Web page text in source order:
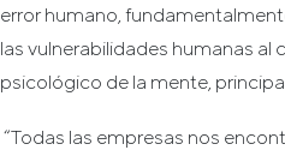
error humano,
las vulnerabilidades humanas
psicológico de la mente,
“Todas las empresas nos